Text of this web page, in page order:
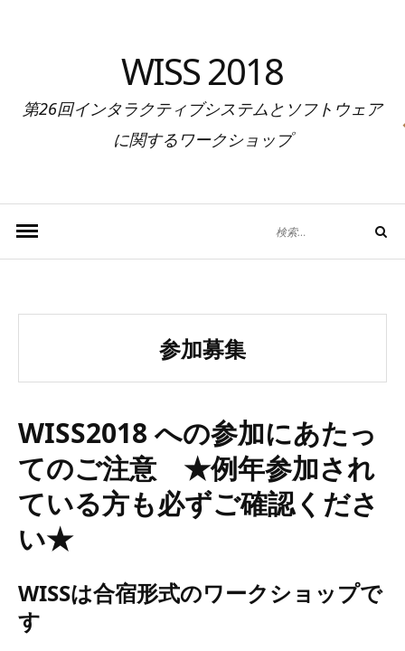
WISS 2018
第26回インタラクティブシステムとソフトウェア
に関するワークショップ
す
参加募集
WISS2018 への参加にあたっ
てのご注意 ★例年参加され
ている方も必ずご確認くださ
い★
WISSは合宿形式のワークショップで
す